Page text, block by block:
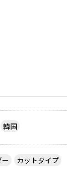
韓国
カットタイプ